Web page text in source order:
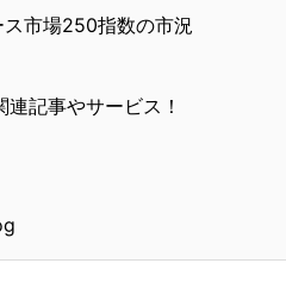
市場250指数の市況
記事やサービス！